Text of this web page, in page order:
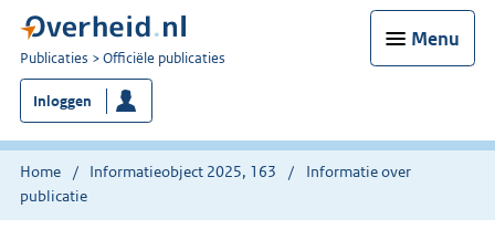
Menu
U
bent
nu
hier:
Publicaties Officiële publicaties
Inloggen
Home Informatieobject 2025, 163
Informatie over
publicatie